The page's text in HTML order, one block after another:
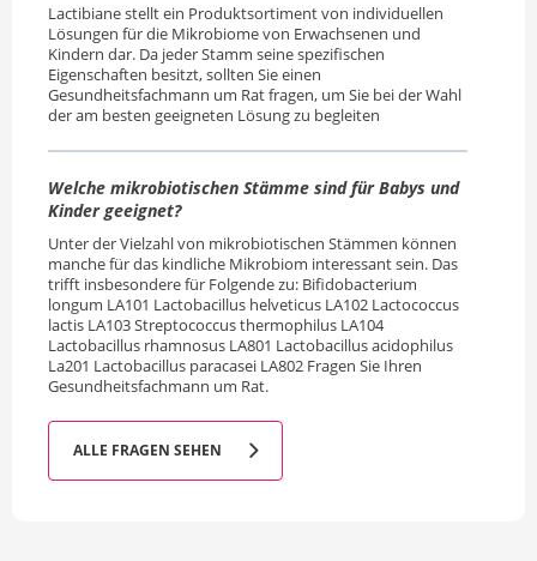
Lactibiane stellt ein Produktsortiment von individuellen
Lösungen für die Mikrobiome von Erwachsenen und
Kindern dar. Da jeder Stamm seine spezifischen
Eigenschaften besitzt, sollten Sie einen
Gesundheitsfachmann um Rat fragen, um Sie bei der Wahl
der am besten geeigneten Lösung zu begleiten
Welche mikrobiotischen Stämme sind für Babys und
Kinder geeignet?
Unter der Vielzahl von mikrobiotischen Stämmen können
manche für das kindliche Mikrobiom interessant sein. Das
trifft insbesondere für Folgende zu: Bifidobacterium
longum LA101 Lactobacillus helveticus LA102 Lactococcus
lactis LA103 Streptococcus thermophilus LA104
Lactobacillus rhamnosus LA801 Lactobacillus acidophilus
La201 Lactobacillus paracasei LA802 Fragen Sie Ihren
Gesundheitsfachmann um Rat.
ALLE FRAGEN SEHEN